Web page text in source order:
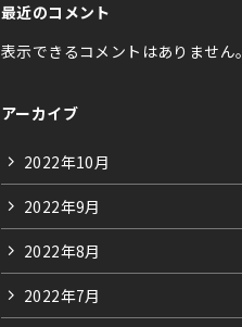
最近のコメント
表示できるコメントはありません。
アーカイブ
2022年10月
2022年9月
2022年8月
2022年7月